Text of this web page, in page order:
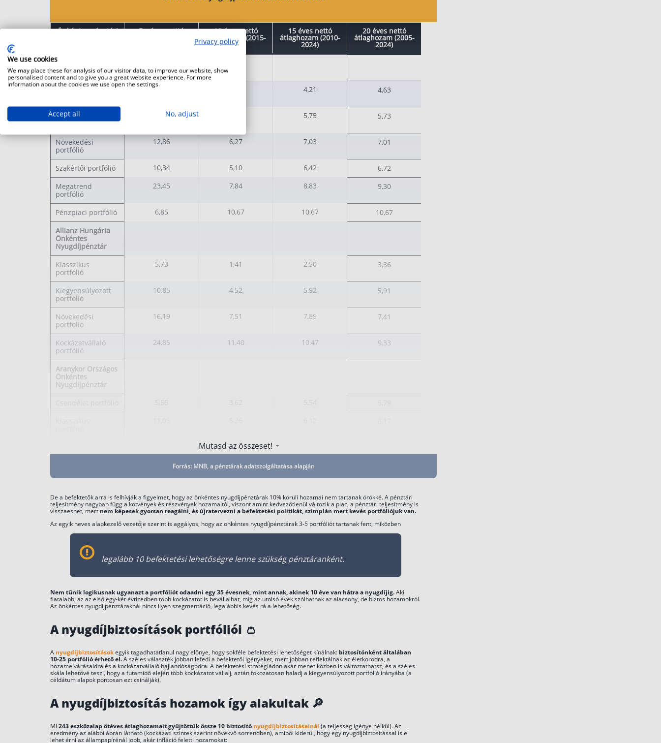
Önkéntes pénztári Egyéves nettó 10 éves nettó
átlaghozam (2015-
2024)
15 éves nettó
átlaghozam (2010-
2024)
20 éves nettó
átlaghozam (2005-
2024)
Alfa Önkéntes
Nyugdíjpénztár
Klasszikus
4,47 4,21 4,63
Kiegyensúlyozott
portfólió
9,15 5,75 5,73
Növekedési
portfólió
12,86 6,27 7,03 7,01
Szakértői portfólió 10,34 5,10 6,42
6,72
Megatrend
portfólió
23,45 7,84 8,83 9,30
Pénzpiaci portfólió 6,85 10,67 10,67
10,67
Allianz Hungária
Önkéntes
Nyugdíjpénztár
Klasszikus
portfólió
5,73 1,41 2,50 3,36
Kiegyensúlyozott
portfólió
10,85 4,52 5,92 5,91
Növekedési
portfólió
16,19 7,51 7,89 7,41
Kockázatvállaló
portfólió
24,85 11,40 10,47 9,33
Aranykor Országos
Önkéntes
Nyugdíjpénztár
6,06
8,05 8,56
Bizalom Országos
Önkéntes
Kölcsönös
Nyugdíjpénztár
Hagyományos
portfólió
Kiegyensúlyozott
11,80 5,26 6,49 6,93
Dinamikus
portfólió
16,14 6,49 7,28 7,73
Budapest
Országos
Kölcsönös
Nyugdíjpénztár
Aktív portfólió
22,30 8,43
Bebiztosító
portfólió
6,27 3,93 4,98
Erste Önkéntes
Nyugdíjpénztár
Mutasd az összeset!
Forrás: MNB, a pénztárak adatszolgáltatása alapján
De a befektetők arra is felhívják a figyelmet, hogy az önkéntes nyugdíjpénztárak 10% körüli hozamai nem tartanak örökké. A pénztári
teljesítmény nagyban függ a kötvények és részvények hozamaitól, viszont amint kedvezőtlenül változik a piac, a pénztári teljesítmény is
visszaeshet, mert nem képesek gyorsan reagálni, és újratervezni a befektetési politikát, szimplán mert kevés portfóliójuk van.
Az egyik neves alapkezelő vezetője szerint is aggályos, hogy az önkéntes nyugdíjpénztárak 3-5 portfóliót tartanak fent, miközben
legalább 10 befektetési lehetőségre lenne szükség pénztáranként.
Nem tűnik logikusnak ugyanazt a portfóliót odaadni egy 35 évesnek, mint annak, akinek 10 éve van hátra a nyugdíjig.Aki
fiatalabb, az az első egy-két évtizedben több kockázatot is bevállalhat, míg az utolsó évek szólhatnak az alacsony, de biztos hozamokról.
Az önkéntes nyugdíjpénztáraknál nincs ilyen szegmentáció, legalábbis kevés rá a lehetőség.
A nyugdíjbiztosítások portfóliói 👛
A nyugdíjbiztosításokegyik tagadhatatlanul nagy előnye, hogy sokféle befektetési lehetőséget kínálnak: biztosítónként általában
10-25 portfólió érhető el.A széles választék jobban lefedi a befektetői igényeket, mert jobban reflektálnak az életkorodra, a
hozamelvárásaidra és a kockázatvállaló hajlandóságodra. A befektetési stratégiádon akár menet közben is változtathatsz, és a széles
skála lehetővé teszi, hogy a futamidő elején több kockázatot vállalj, aztán fokozatosan haladj a kiegyensúlyozott portfólió irányába (a
céldátum alapok pontosan ezt csinálják).
A nyugdíjbiztosítás hozamok így alakultak 🔎
Mi 243 eszközalap ötéves átlaghozamait gyűjtöttük össze 10 biztosító nyugdíjbiztosításainál (a teljesség igénye nélkül). Az
eredmény az alábbi ábrán látható (kockázati szintek szerint növekvő sorrendben), amiből kiderül, hogy egy nyugdíjbiztosítással is el
lehet érni az állampapírénál jobb, akár infláció feletti hozamokat:
Privacy policy
We use cookies
We may place these for analysis of our visitor data, to improve our website, show
personalised content and to give you a great website experience. For more
information about the cookies we use open the settings.
Accept all No, adjust